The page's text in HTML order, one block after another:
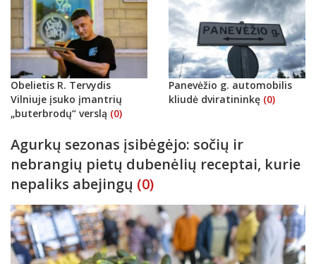
Obelietis R. Tervydis
Vilniuje įsuko įmantrių
„buterbrodų“ verslą (0)
Panevėžio g. automobilis
kliudė dviratininkę (0)
Agurkų sezonas įsibėgėjo: sočių ir
nebrangių pietų dubenėlių receptai, kurie
nepaliks abejingų (0)